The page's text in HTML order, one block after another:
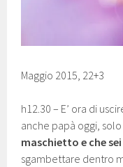
Maggio 2015, 22+3
h12.30 – E’ ora di
anche papà oggi,
maschietto e che
sgambettare dentro